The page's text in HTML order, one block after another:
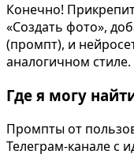
Конечно!
«Создать фото»,
(промпт), и
аналогичном стиле.
Где я могу
Промпты от
Телеграм-канале с